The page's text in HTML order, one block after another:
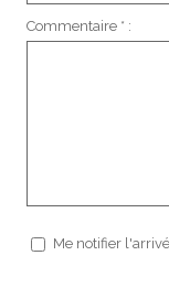
Commentaire * :
Me notifier